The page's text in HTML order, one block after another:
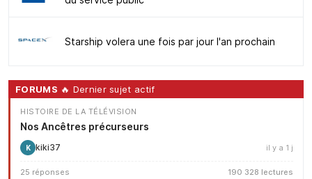
Starship volera une fois par jour l'an prochain
FORUMS 🔥 Dernier sujet actif
HISTOIRE DE LA TÉLÉVISION
Nos Ancêtres précurseurs
K kiki37 il y a 1 j
25 réponses 190 328 lectures